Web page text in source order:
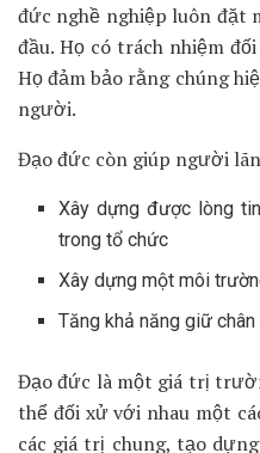
đức nghề nghiệp luôn đặt
đầu. Họ có trách nhiệm
Họ đảm bảo rằng chúng
người.
Đạo đức còn giúp người
Xây dựng được lòng
trong tổ chức
Xây dựng một môi
Tăng khả năng giữ chân
Đạo đức là một giá trị
thể đối xử với nhau một
các giá trị chung, tạo